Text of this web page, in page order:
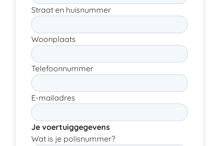
Straat en huisnummer
Woonplaats
Telefoonnummer
E-mailadres
Je voertuiggegevens
Wat is je polisnummer?